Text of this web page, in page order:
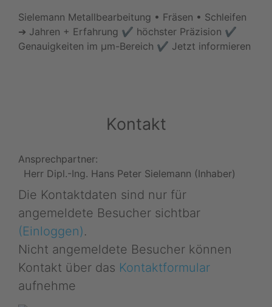
Sielemann Metallbearbeitung • Fräsen • Schleifen
➔ Jahren + Erfahrung ✔ höchster Präzision ✔
Genauigkeiten im µm-Bereich ✔ Jetzt informieren
Kontakt
Ansprechpartner:
Herr Dipl.-Ing. Hans Peter Sielemann (Inhaber)
Die Kontaktdaten sind nur für
angemeldete Besucher sichtbar
(Einloggen).
Nicht angemeldete Besucher können
Kontakt über das Kontaktformular
aufnehme